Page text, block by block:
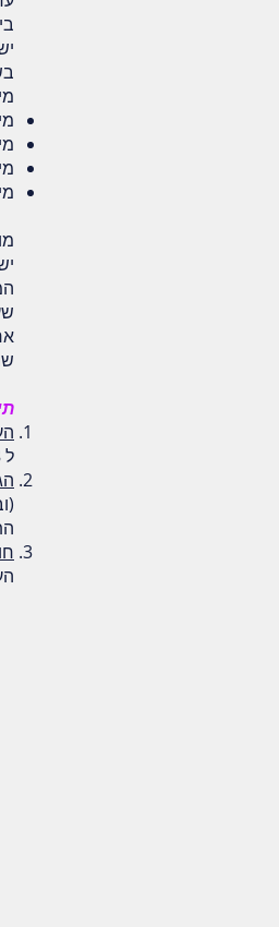
בשנת
מי
ל 26.88 ש"ח לשעה ו- 5,000 ש"ח לחודש למשרה מלאה
העובד